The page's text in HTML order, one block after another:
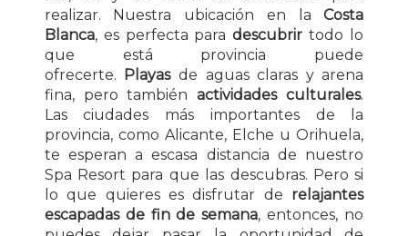
realizar. Nuestra ubicación en laCosta
Blanca, es perfecta paradescubrir todo lo
que está provincia puede
ofrecerte. Playasde aguas claras y arena
fina, pero tambiénactividades culturales.
Las ciudades más importantes de la
provincia, como Alicante, Elche u Orihuela,
te esperan a escasa distancia de nuestro
Spa Resort para que las descubras. Pero si
lo que quieres es disfrutar de relajantes
escapadas de fin de semana, entonces, no